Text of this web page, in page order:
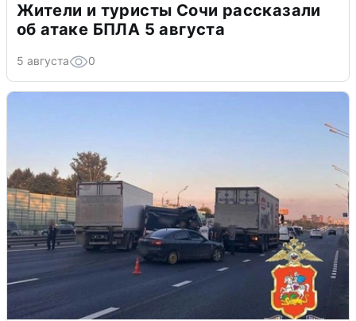
Жители и туристы Сочи рассказали
об атаке БПЛА 5 августа
5 августа 0